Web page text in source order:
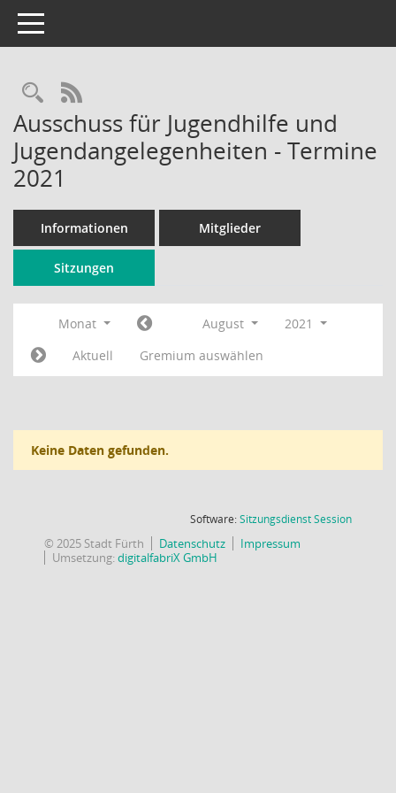
Toggle navigation
Rechercheauswahl
RSS-Feed
Ausschuss für Jugendhilfe und
Jugendangelegenheiten - Termine
2021
Informationen Mitglieder
Sitzungen
Monat August
2021
Aktuell
Gremium auswählen
Keine Daten gefunden.
Software:SitzungsdienstSession(Wird in
© 2025 Stadt Fürth Datenschutz
Impressum
Umsetzung:digitalfabriX GmbH